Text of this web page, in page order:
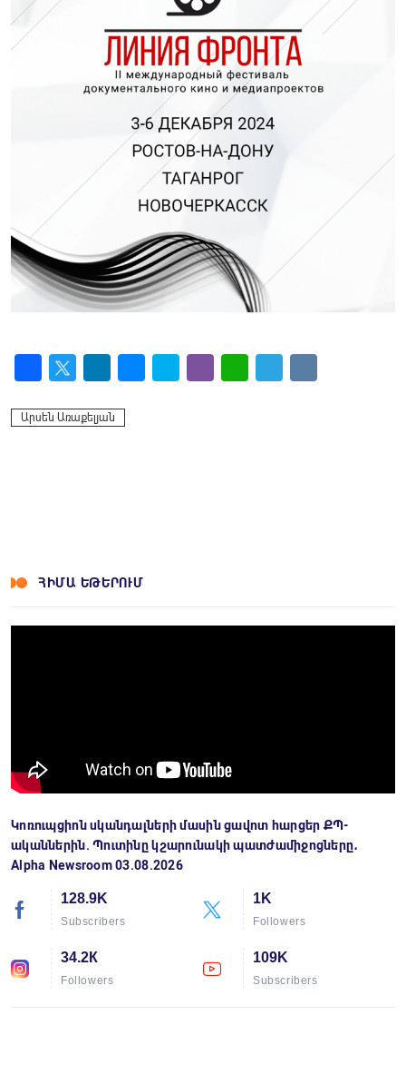
Արսեն Առաքելյան
ՀԻՄԱ ԵԹԵՐՈՒՄ
Կոռուպցիոն սկանդալների մասին ցավոտ հարցեր ՔՊ-
ականներին. Պուտինը կշարունակի պատժամիջոցները․
Alpha Newsroom 03.08.2026
128.9K
Subscribers
1K
Followers
34.2К
Followers
109K
Subscribers